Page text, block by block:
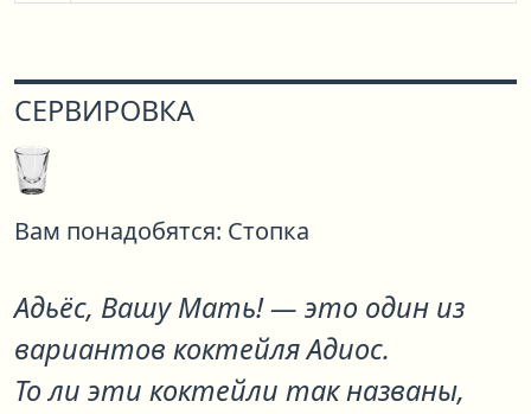
СЕРВИРОВКА
Вам понадобятся: Стопка
Адьёс, Вашу Мать!— это один из
вариантов коктейляАдиос.
То ли эти коктейли так названы,